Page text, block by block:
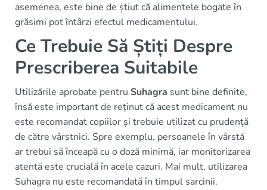
asemenea, este bine de știut că alimentele bogate în
grăsimi pot întârzi efectul medicamentului.
Ce Trebuie Să Știți Despre
Prescriberea Suitabile
Utilizările aprobate pentru Suhagra sunt bine definite,
însă este important de reținut că acest medicament nu
este recomandat copiilor și trebuie utilizat cu prudență
de către vârstnici. Spre exemplu, persoanele în vârstă
ar trebui să înceapă cu o doză minimă, iar monitorizarea
atentă este crucială în acele cazuri. Mai mult, utilizarea
Suhagra nu este recomandată în timpul sarcinii.